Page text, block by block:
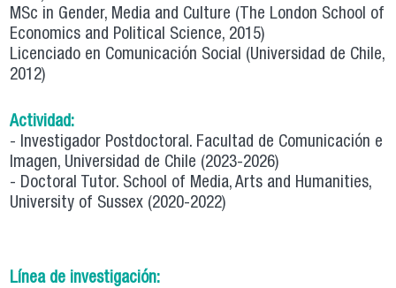
MSc in Gender, Media and Culture (The London School of
Economics and Political Science, 2015)
Licenciado en Comunicación Social (Universidad de Chile,
2012)
Actividad:
- Investigador Postdoctoral. Facultad de Comunicación e
Imagen, Universidad de Chile (2023-2026)
- Doctoral Tutor. School of Media, Arts and Humanities,
University of Sussex (2020-2022)
Línea de investigación: